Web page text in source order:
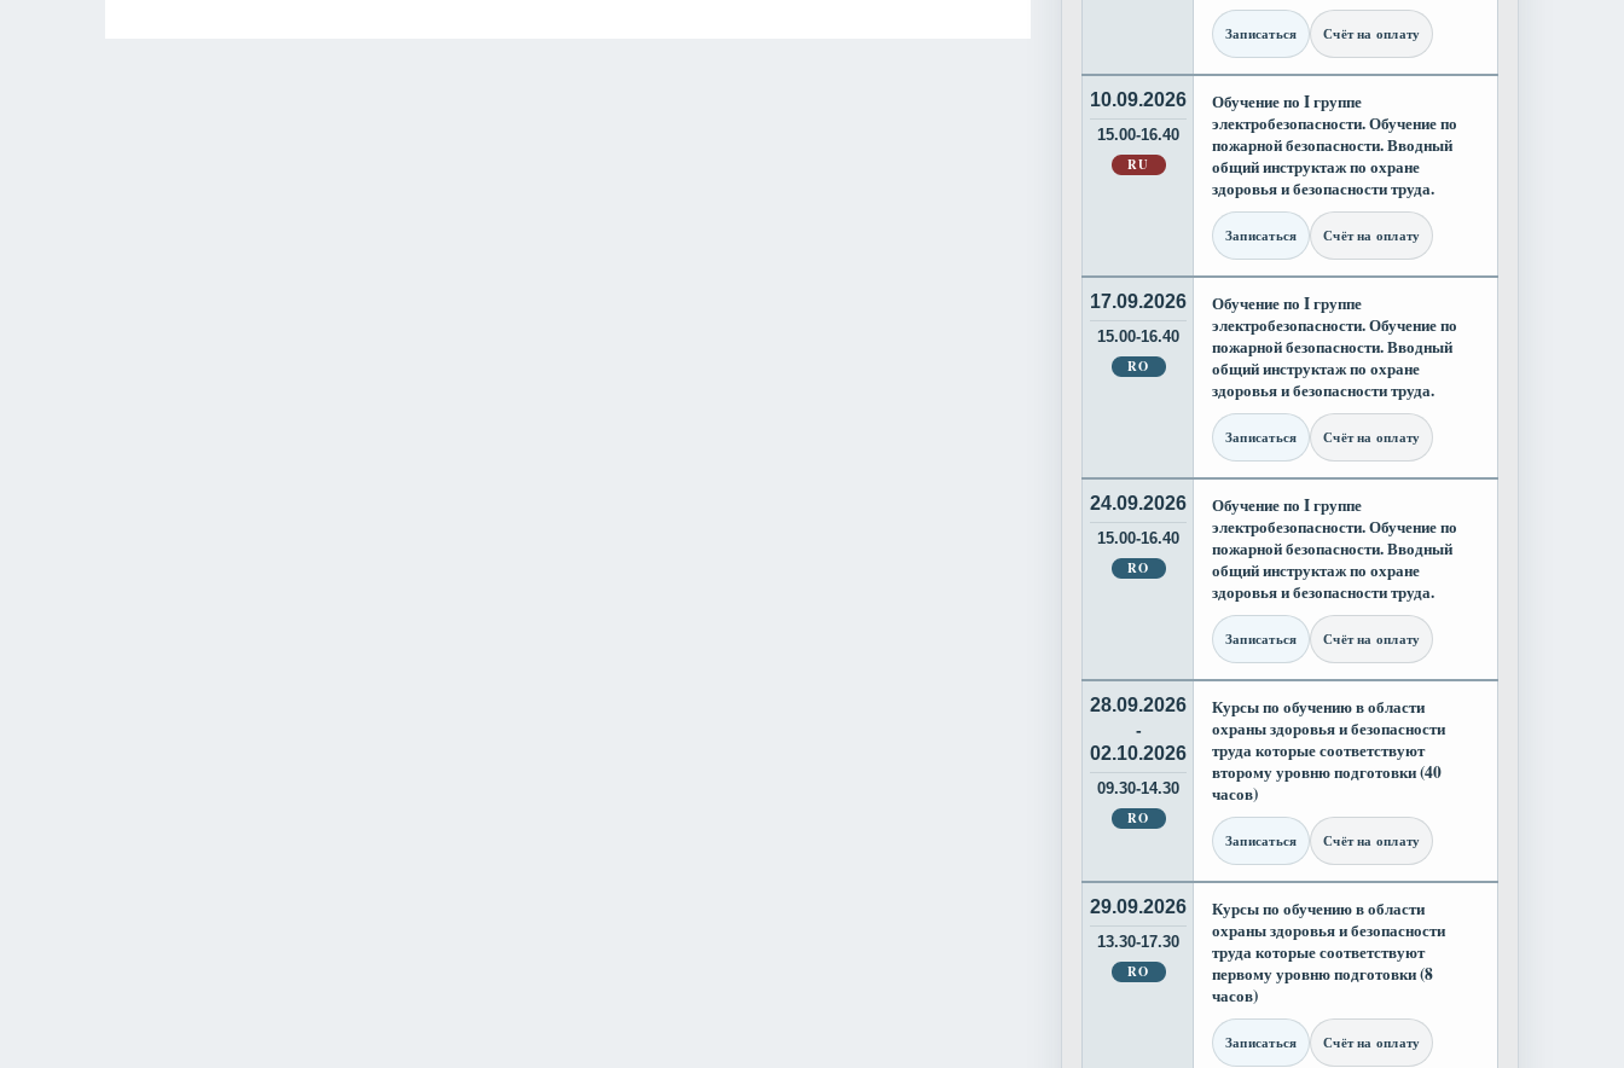
Записаться Счёт на оплату
10.09.2026
15.00-16.40
RU
Обучение по I группе
электробезопасности. Обучение по
пожарной безопасности. Вводный
общий инструктаж по охране
здоровья и безопасности труда.
Записаться Счёт на оплату
17.09.2026
15.00-16.40
RO
Обучение по I группе
электробезопасности. Обучение по
пожарной безопасности. Вводный
общий инструктаж по охране
здоровья и безопасности труда.
Записаться Счёт на оплату
24.09.2026
15.00-16.40
RO
Обучение по I группе
электробезопасности. Обучение по
пожарной безопасности. Вводный
общий инструктаж по охране
здоровья и безопасности труда.
Записаться Счёт на оплату
28.09.2026
-
02.10.2026
09.30-14.30
RO
Курсы по обучению в области
охраны здоровья и безопасности
труда которые соответствуют
второму уровню подготовки (40
часов)
Записаться Счёт на оплату
29.09.2026
13.30-17.30
RO
Курсы по обучению в области
охраны здоровья и безопасности
труда которые соответствуют
первому уровню подготовки (8
часов)
Записаться Счёт на оплату